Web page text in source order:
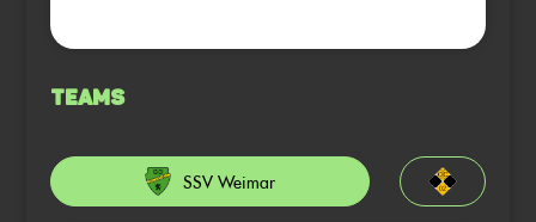
Teams
SSV Weimar